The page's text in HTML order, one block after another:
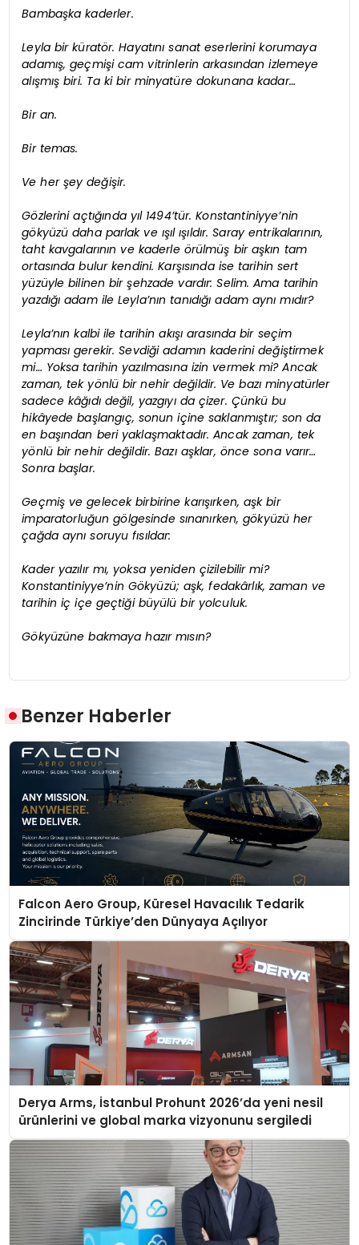
Bambaşka kaderler.
Leyla bir küratör. Hayatını sanat eserlerini korumaya
adamış, geçmişi cam vitrinlerin arkasından izlemeye
alışmış biri. Ta ki bir minyatüre dokunana kadar…
Bir an.
Bir temas.
Ve her şey değişir.
Gözlerini açtığında yıl 1494’tür. Konstantiniyye’nin
gökyüzü daha parlak ve ışıl ışıldır. Saray entrikalarının,
taht kavgalarının ve kaderle örülmüş bir aşkın tam
ortasında bulur kendini. Karşısında ise tarihin sert
yüzüyle bilinen bir şehzade vardır: Selim. Ama tarihin
yazdığı adam ile Leyla’nın tanıdığı adam aynı mıdır?
Leyla’nın kalbi ile tarihin akışı arasında bir seçim
yapması gerekir. Sevdiği adamın kaderini değiştirmek
mi… Yoksa tarihin yazılmasına izin vermek mi? Ancak
zaman, tek yönlü bir nehir değildir. Ve bazı minyatürler
sadece kâğıdı değil, yazgıyı da çizer. Çünkü bu
hikâyede başlangıç, sonun içine saklanmıştır; son da
en başından beri yaklaşmaktadır. Ancak zaman, tek
yönlü bir nehir değildir. Bazı aşklar, önce sona varır…
Sonra başlar.
Geçmiş ve gelecek birbirine karışırken, aşk bir
imparatorluğun gölgesinde sınanırken, gökyüzü her
çağda aynı soruyu fısıldar:
Kader yazılır mı, yoksa yeniden çizilebilir mi?
Konstantiniyye’nin Gökyüzü; aşk, fedakârlık, zaman ve
tarihin iç içe geçtiği büyülü bir yolculuk.
Gökyüzüne bakmaya hazır mısın?
Benzer Haberler
Falcon Aero Group, Küresel Havacılık Tedarik
Zincirinde Türkiye’den Dünyaya Açılıyor
Derya Arms, İstanbul Prohunt 2026’da yeni nesil
ürünlerini ve global marka vizyonunu sergiledi